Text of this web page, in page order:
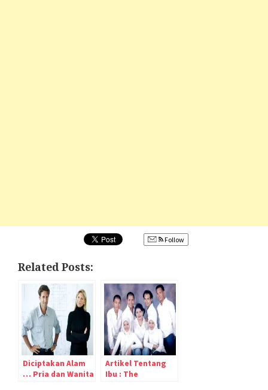
Follow
Related Posts:
Diciptakan Alam
… Pria dan Wanita
Artikel Tentang
Ibu : The